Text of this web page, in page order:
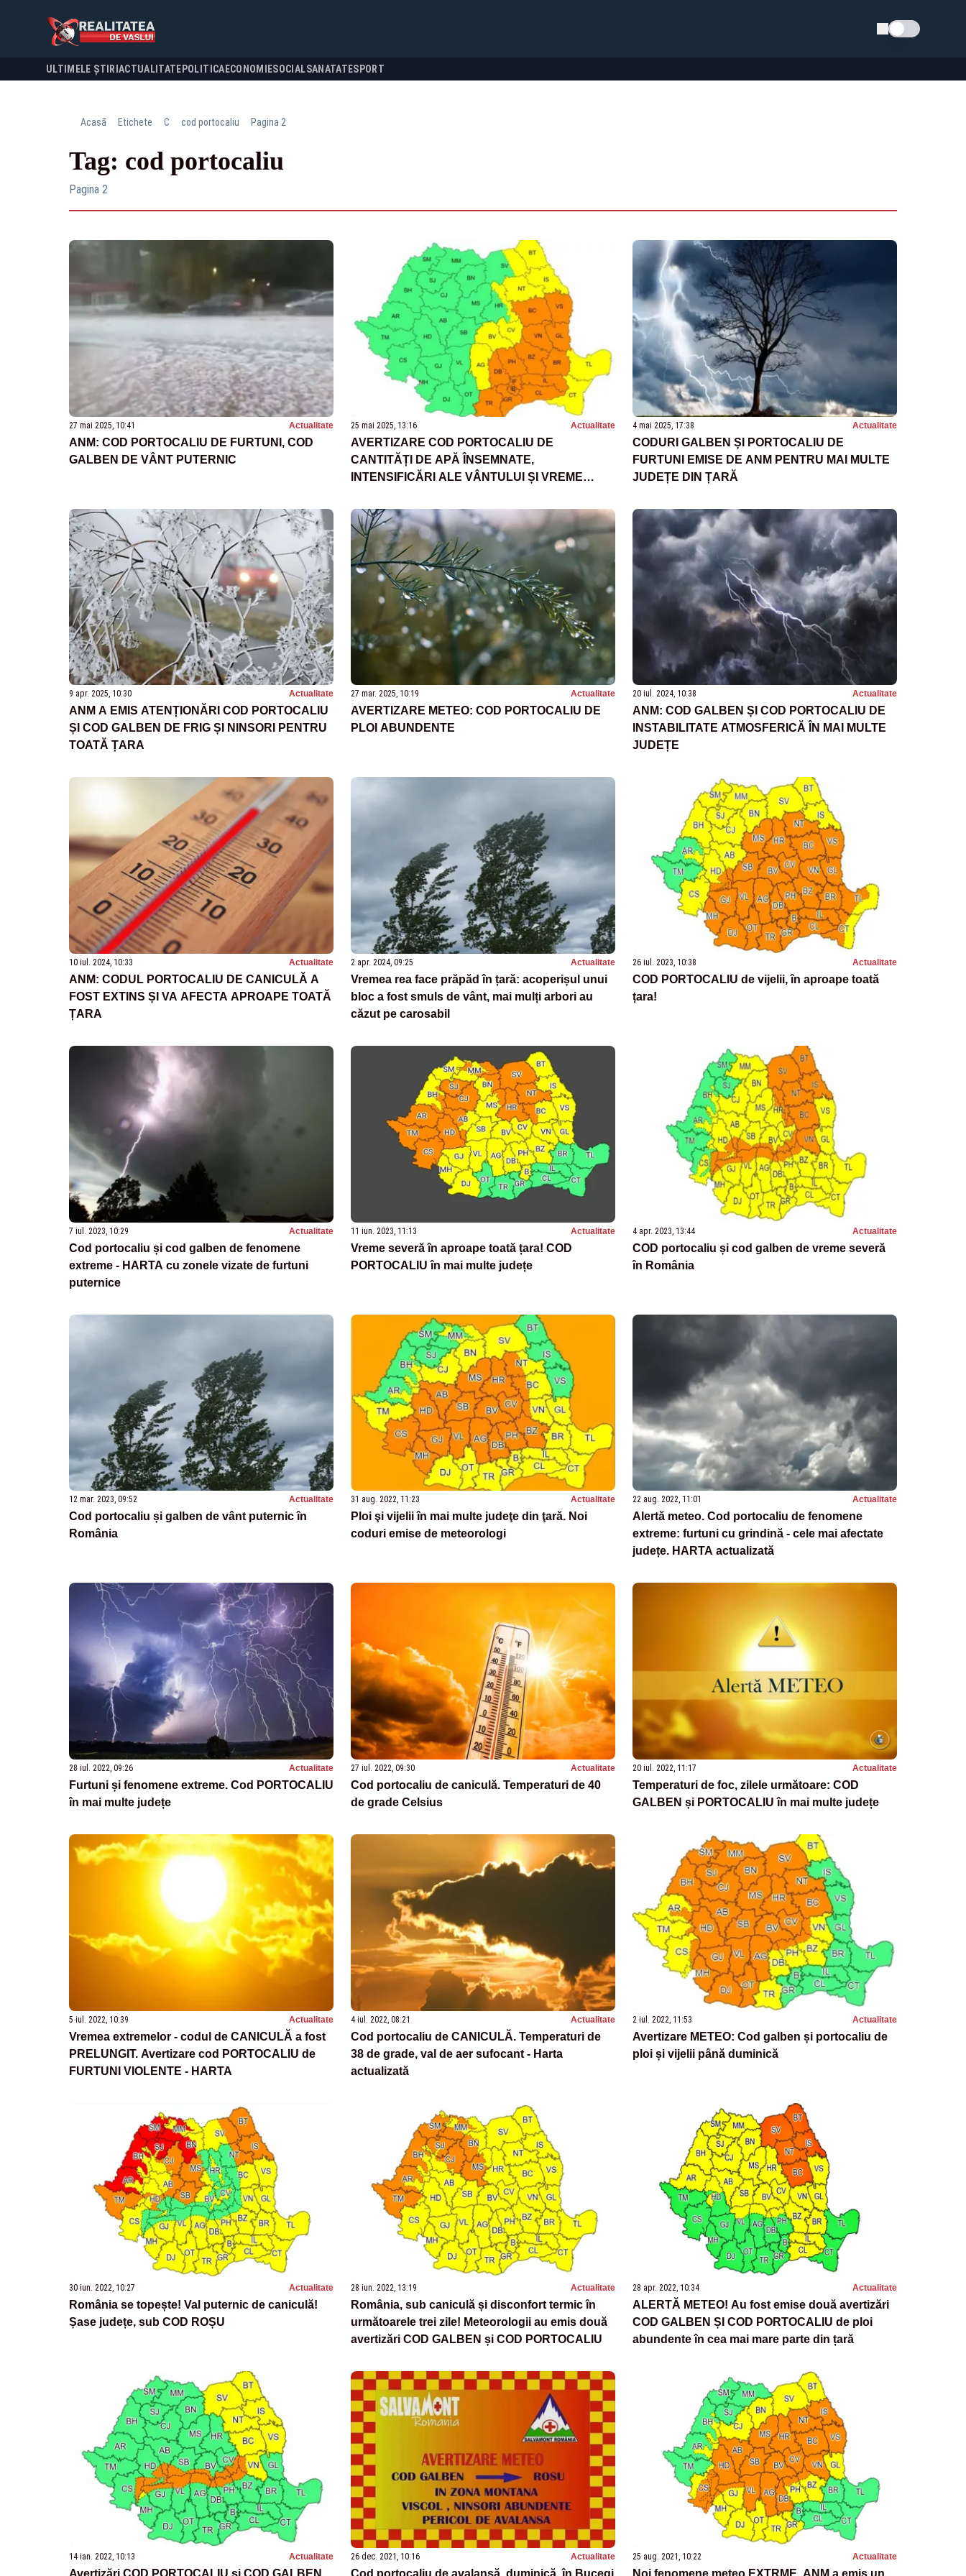
Schimba tema
ULTIMELE ȘTIRI ACTUALITATE POLITICA ECONOMIESOCIALSANATATESPORT
Acasă Etichete C cod portocaliu Pagina 2
Tag: cod portocaliu
Pagina 2
27 mai 2025, 10:41 Actualitate
ANM: COD PORTOCALIU DE FURTUNI, COD
GALBEN DE VÂNT PUTERNIC
25 mai 2025, 13:16 Actualitate
AVERTIZARE COD PORTOCALIU DE
CANTITĂȚI DE APĂ ÎNSEMNATE,
INTENSIFICĂRI ALE VÂNTULUI ȘI VREME
4 mai 2025, 17:38 Actualitate
CODURI GALBEN ȘI PORTOCALIU DE
FURTUNI EMISE DE ANM PENTRU MAI MULTE
JUDEȚE DIN ȚARĂ
9 apr. 2025, 10:30 Actualitate
ANM A EMIS ATENȚIONĂRI COD PORTOCALIU
ȘI COD GALBEN DE FRIG ȘI NINSORI PENTRU
TOATĂ ȚARA
27 mar. 2025, 10:19 Actualitate
AVERTIZARE METEO: COD PORTOCALIU DE
PLOI ABUNDENTE
20 iul. 2024, 10:38 Actualitate
ANM: COD GALBEN ȘI COD PORTOCALIU DE
INSTABILITATE ATMOSFERICĂ ÎN MAI MULTE
JUDEȚE
10 iul. 2024, 10:33 Actualitate
ANM: CODUL PORTOCALIU DE CANICULĂ A
FOST EXTINS ȘI VA AFECTA APROAPE TOATĂ
ȚARA
2 apr. 2024, 09:25 Actualitate
Vremea rea face prăpăd în țară: acoperișul unui
bloc a fost smuls de vânt, mai mulți arbori au
căzut pe carosabil
26 iul. 2023, 10:38 Actualitate
COD PORTOCALIU de vijelii, în aproape toată
țara!
7 iul. 2023, 10:29 Actualitate
Cod portocaliu și cod galben de fenomene
extreme - HARTA cu zonele vizate de furtuni
puternice
11 iun. 2023, 11:13 Actualitate
Vreme severă în aproape toată țara! COD
PORTOCALIU în mai multe județe
4 apr. 2023, 13:44 Actualitate
COD portocaliu și cod galben de vreme severă
în România
12 mar. 2023, 09:52 Actualitate
Cod portocaliu și galben de vânt puternic în
România
31 aug. 2022, 11:23 Actualitate
Ploi şi vijelii în mai multe judeţe din ţară. Noi
coduri emise de meteorologi
22 aug. 2022, 11:01 Actualitate
Alertă meteo. Cod portocaliu de fenomene
extreme: furtuni cu grindină - cele mai afectate
județe. HARTA actualizată
28 iul. 2022, 09:26 Actualitate
Furtuni și fenomene extreme. Cod PORTOCALIU
în mai multe județe
27 iul. 2022, 09:30 Actualitate
Cod portocaliu de caniculă. Temperaturi de 40
de grade Celsius
20 iul. 2022, 11:17 Actualitate
Temperaturi de foc, zilele următoare: COD
GALBEN și PORTOCALIU în mai multe județe
5 iul. 2022, 10:39 Actualitate
Vremea extremelor - codul de CANICULĂ a fost
PRELUNGIT. Avertizare cod PORTOCALIU de
FURTUNI VIOLENTE - HARTA
4 iul. 2022, 08:21 Actualitate
Cod portocaliu de CANICULĂ. Temperaturi de
38 de grade, val de aer sufocant - Harta
actualizată
2 iul. 2022, 11:53 Actualitate
Avertizare METEO: Cod galben și portocaliu de
ploi și vijelii până duminică
30 iun. 2022, 10:27 Actualitate
România se topește! Val puternic de caniculă!
Șase județe, sub COD ROȘU
28 iun. 2022, 13:19 Actualitate
România, sub caniculă și disconfort termic în
următoarele trei zile! Meteorologii au emis două
avertizări COD GALBEN și COD PORTOCALIU
28 apr. 2022, 10:34 Actualitate
ALERTĂ METEO! Au fost emise două avertizări
COD GALBEN ȘI COD PORTOCALIU de ploi
abundente în cea mai mare parte din țară
14 ian. 2022, 10:13 Actualitate
Avertizări COD PORTOCALIU și COD GALBEN
26 dec. 2021, 10:16 Actualitate
Cod portocaliu de avalanșă, duminică, în Bucegi
25 aug. 2021, 10:22 Actualitate
Noi fenomene meteo EXTRME. ANM a emis un